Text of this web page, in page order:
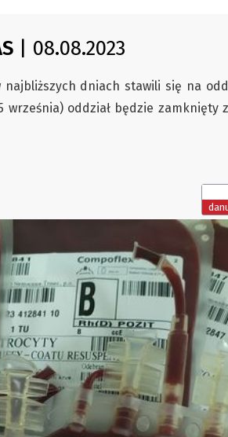
| 08.08.2023
dniach stawili się na
oddział będzie zamknięty